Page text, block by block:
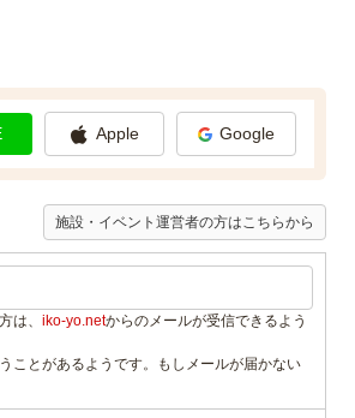
Apple Google
施設・イベント運営者の方はこちらから
は、 iko-yo.netからのメールが受信できるよう
ことがあるようです。もしメールが届かない